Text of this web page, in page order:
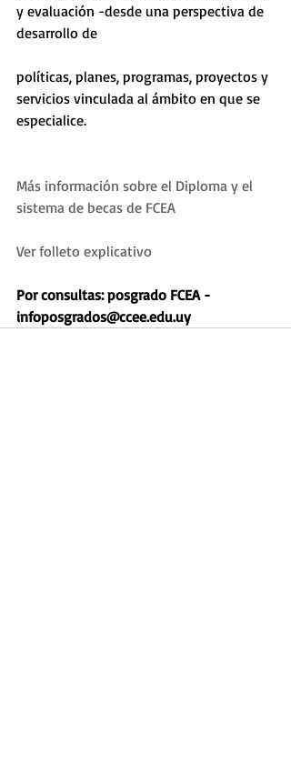
y evaluación -desde una perspectiva de
desarrollo de
políticas, planes, programas, proyectos y
servicios vinculada al ámbito en que se
especialice.
Más información sobre el Diploma y el
sistema de becas de FCEA
Ver folleto explicativo
Por consultas: posgrado FCEA -
infoposgrados@ccee.edu.uy